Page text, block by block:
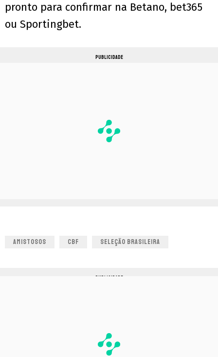
pronto para confirmar na Betano, bet365
ou Sportingbet.
PUBLICIDADE
AMISTOSOS CBF SELEÇÃO BRASILEIRA
PUBLICIDADE